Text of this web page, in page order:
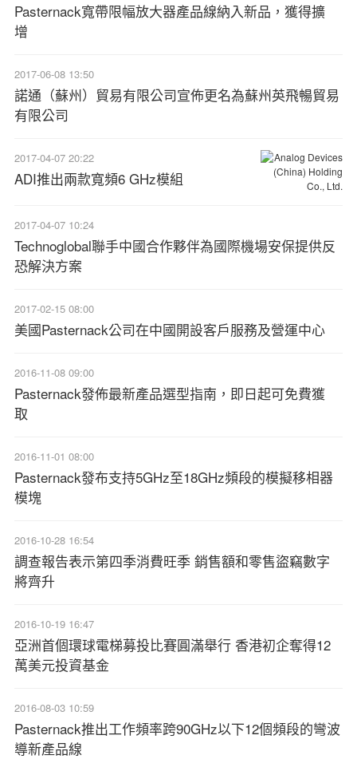
Pasternack寬帶限幅放大器產品線納入新品，獲得擴
增
2017-06-08 13:50
諾通（蘇州）貿易有限公司宣佈更名為蘇州英飛暢貿易
有限公司
2017-04-07 20:22
ADI推出兩款寬頻6 GHz模組
2017-04-07 10:24
Technoglobal聯手中國合作夥伴為國際機場安保提供反
恐解決方案
2017-02-15 08:00
美國Pasternack公司在中國開設客戶服務及營運中心
2016-11-08 09:00
Pasternack發佈最新產品選型指南，即日起可免費獲
取
2016-11-01 08:00
Pasternack發布支持5GHz至18GHz頻段的模擬移相器
模塊
2016-10-28 16:54
調查報告表示第四季消費旺季 銷售額和零售盜竊數字
將齊升
2016-10-19 16:47
亞洲首個環球電梯募投比賽圓滿舉行 香港初企奪得12
萬美元投資基金
2016-08-03 10:59
Pasternack推出工作頻率跨90GHz以下12個頻段的彎波
導新產品線